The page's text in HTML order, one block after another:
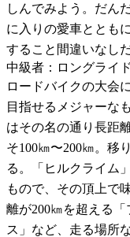
しんでみよう。だん
に入りの愛車ととも
すること間違いなしだ
中級者：ロングライ
ロードバイクの大会
目指せるメジャーな
はその名の通り長距
そ100㎞〜200㎞。移
る。「ヒルクライム
もので、その頂上で
離が200㎞を超える
ス」など、走る場所